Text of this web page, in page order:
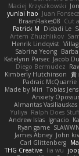
Maciej Krzyszkowski
yunlai hao Juan Fonseca
BraanFlakes08 Cut
Patrick M
Didadi Le
Artem Zhuzhlikov
Henrik Lindqvist
Sabrina Yeong
Katelynn Parsec Jacob
Diego Bermudez
Kimberly Hutchinson 貴
Padraic McQuarrie
Made by Miri Tobias
Anxiety
Almantas Vasiliauskas
Yuliya Ralph Does
Andrew Islas Ignacio
Ryan game
James Abney John
Carl Glittenberg
THG Creative lia wu